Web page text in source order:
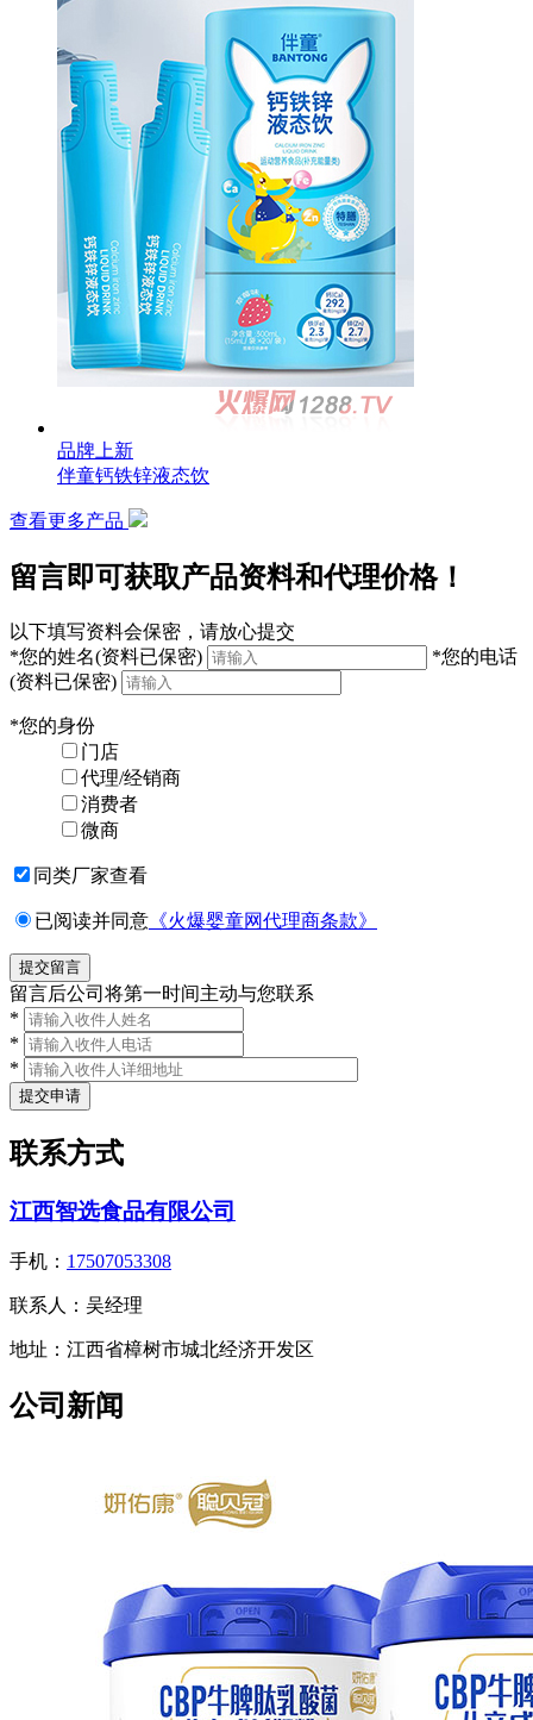
品牌上新
伴童钙铁锌液态饮
查看更多产品
留言即可获取产品资料和代理价格！
以下填写资料会保密，请放心提交
*您的姓名(资料已保密) *您的电话
(资料已保密)
*您的身份
门店
代理/经销商
消费者
微商
同类厂家查看
已阅读并同意 《火爆婴童网代理商条款》
留言后公司将第一时间主动与您联系
*
*
*
联系方式
江西智选食品有限公司
手机： 17507053308
联系人： 吴经理
地址： 江西省樟树市城北经济开发区
公司新闻